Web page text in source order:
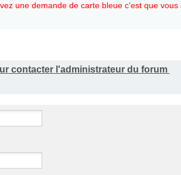
une demande de carte bleue c'est que
contacter l'administrateur du forum